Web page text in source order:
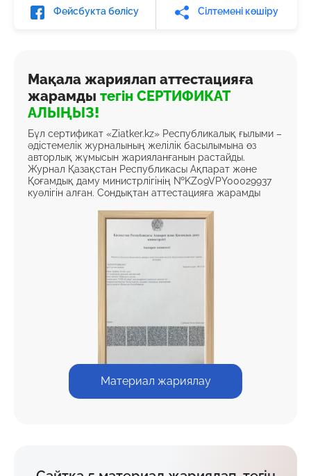
Фейсбукта бөлісу Сілтемені көшіру
Мақала жариялап аттестацияға
жарамды тегін СЕРТИФИКАТ
АЛЫҢЫЗ!
Бұл сертификат «Ziatker.kz» Республикалық ғылыми –
әдістемелік журналының желілік басылымына өз
авторлық жұмысын жарияланғанын растайды.
Журнал Қазақстан Республикасы Ақпарат және
Қоғамдық даму министрлігінің №KZ09VPY00029937
куәлігін алған. Сондықтан аттестацияға жарамды
Материал жариялау